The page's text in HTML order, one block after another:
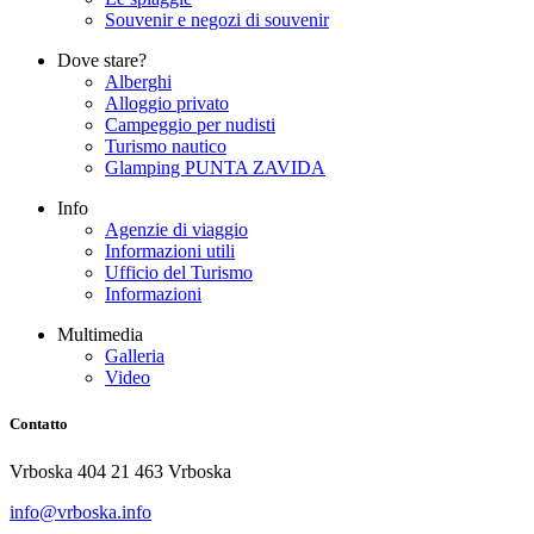
Souvenir e negozi di souvenir
Dove stare?
Alberghi
Alloggio privato
Campeggio per nudisti
Turismo nautico
Glamping PUNTA ZAVIDA
Info
Agenzie di viaggio
Informazioni utili
Ufficio del Turismo
Informazioni
Multimedia
Galleria
Video
Contatto
Vrboska 404 21 463 Vrboska
info@vrboska.info